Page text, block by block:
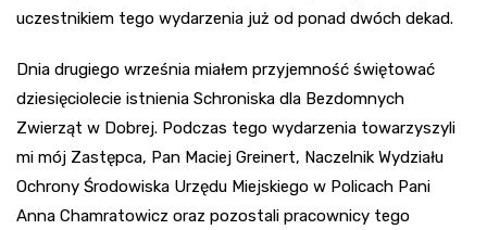
uczestnikiem tego wydarzenia już od ponad dwóch dekad.
Dnia drugiego września miałem przyjemność świętować
dziesięciolecie istnienia Schroniska dla Bezdomnych
Zwierząt w Dobrej. Podczas tego wydarzenia towarzyszyli
mi mój Zastępca, Pan Maciej Greinert, Naczelnik Wydziału
Ochrony Środowiska Urzędu Miejskiego w Policach Pani
Anna Chamratowicz oraz pozostali pracownicy tego